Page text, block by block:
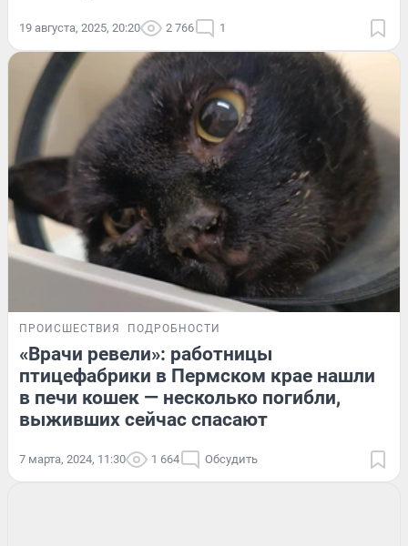
19 августа, 2025, 20:20 2 766 1
ПРОИСШЕСТВИЯ ПОДРОБНОСТИ
«Врачи ревели»: работницы
птицефабрики в Пермском крае нашли
в печи кошек — несколько погибли,
выживших сейчас спасают
7 марта, 2024, 11:30 1 664 Обсудить